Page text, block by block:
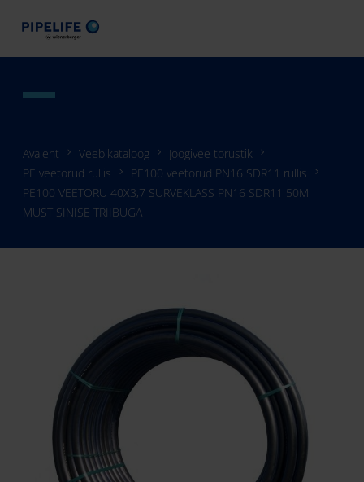
Avaleht Veebikataloog
Joogivee torustik
PE veetorud rullis
PE100 veetorud PN16 SDR11 rullis
PE100 VEETORU 40X3,7 SURVEKLASS PN16 SDR11 50M
MUST SINISE TRIIBUGA